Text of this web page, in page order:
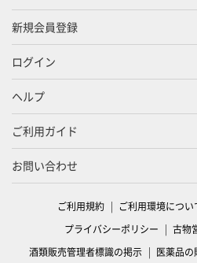
新規会員登録
ログイン
ヘルプ
ご利用ガイド
お問い合わせ
ご利用規約 ご利用環境につい
プライバシーポリシー
古物
酒類販売管理者標識の掲示
医薬品